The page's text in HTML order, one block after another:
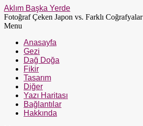
Aklım Başka Yerde
Fotoğraf Çeken Japon vs. Farklı Coğrafyalar
Menu
Anasayfa
Gezi
Dağ Doğa
Fikir
Tasarım
Diğer
Yazı Haritası
Bağlantılar
Hakkında